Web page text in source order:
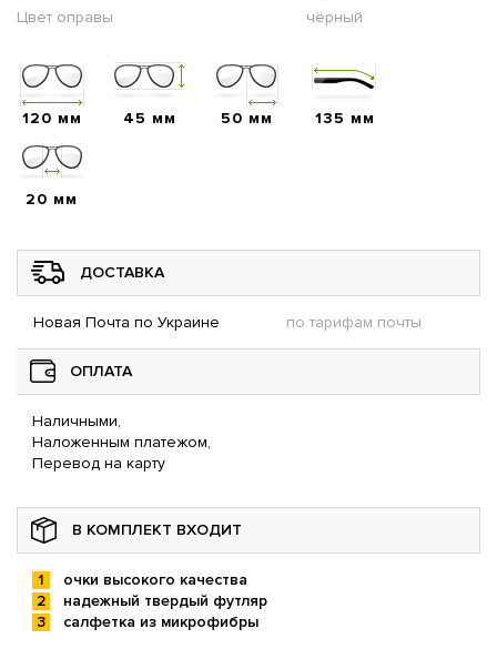
Цвет оправы
чёрный
120 мм 45 мм 50 мм 135 мм
20 мм
ДОСТАВКА
Новая Почта по Украине по тарифам почты
ОПЛАТА
Наличными,
Наложенным платежом,
Перевод на карту
В КОМПЛЕКТ ВХОДИТ
очки высокого качества
надежный твердый футляр
салфетка из микрофибры